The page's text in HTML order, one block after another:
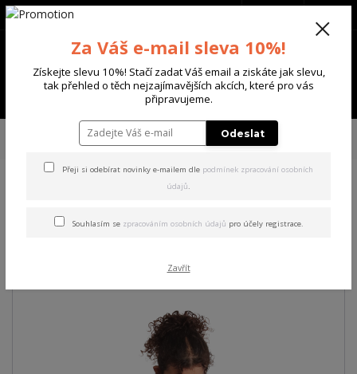
Menu
+420 702 136 620
MIKINY
Yakuza dámská mikina Una Vida Hoodie black
Vida Hoodie black L
Za Váš e-mail sleva 10%!
Získejte slevu 10%! Stačí zadat Váš email a ziskáte jak slevu,
tak přehled o těch nejzajímavějších akcích, které pro vás
připravujeme.
Odeslat
Přeji si odebírat novinky e-mailem dle podmínek zpracování osobních
údajů.
Souhlasím se zpracováním osobních údajů pro účely registrace.
Zavřít